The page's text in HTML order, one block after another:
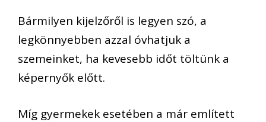
Bármilyen kijelzőről is legyen szó, a
legkönnyebben azzal óvhatjuk a
szemeinket, ha kevesebb időt töltünk a
képernyők előtt.
Míg gyermekek esetében a már említett